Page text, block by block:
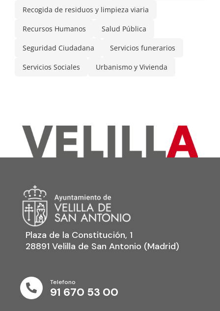
Recogida de residuos y limpieza viaria
Recursos Humanos Salud Pública
Seguridad Ciudadana Servicios funerarios
Servicios Sociales Urbanismo y Vivienda
Plaza de la Constitución, 1
28891 Velilla de San Antonio (Madrid)

Telefono
91 670 53 00